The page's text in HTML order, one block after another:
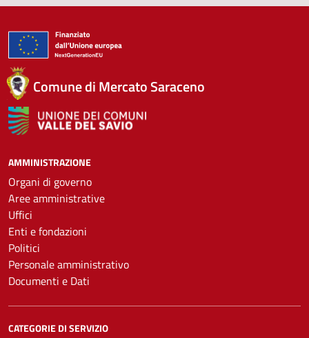
Comune di Mercato Saraceno
AMMINISTRAZIONE
Organi di governo
Aree amministrative
Uffici
Enti e fondazioni
Politici
Personale amministrativo
Documenti e Dati
CATEGORIE DI SERVIZIO